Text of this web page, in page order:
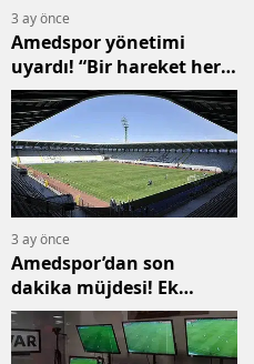
3 ay önce
Amedspor yönetimi
uyardı! “Bir hareket her
şeyi değiştirebilir”
3 ay önce
Amedspor’dan son
dakika müjdesi! Ek
biletler satışa çıktı